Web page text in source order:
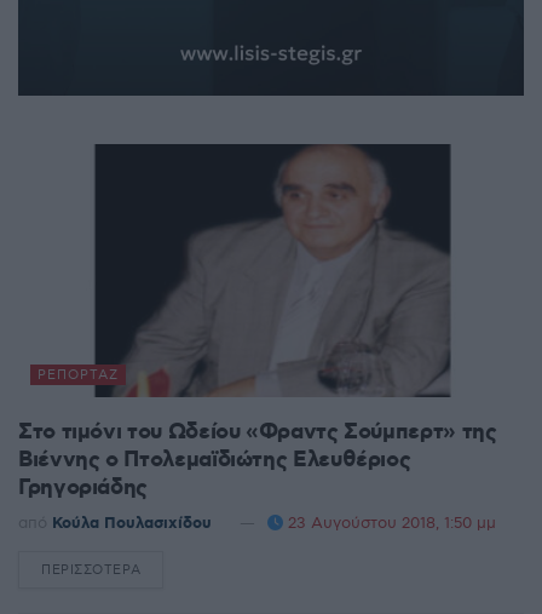
ΡΕΠΟΡΤΆΖ
Στο τιμόνι του Ωδείου «Φραντς Σούμπερτ» της
Βιέννης ο Πτολεμαϊδιώτης Ελευθέριος
Γρηγοριάδης
από Κούλα Πουλασιχίδου 23 Αυγούστου 2018, 1:50 μμ
ΠΕΡΙΣΣΌΤΕΡΑ